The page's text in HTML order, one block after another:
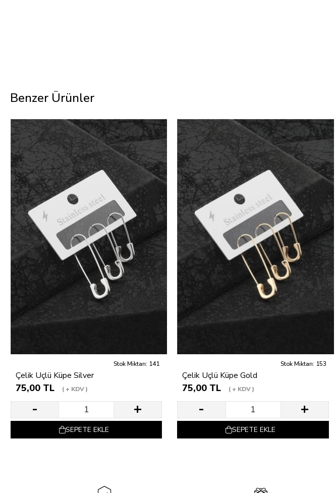
Benzer Ürünler
Stok Miktarı: 141
Çelik Üçlü Küpe Silver
75,00 TL + KDV
SEPETE EKLE
Stok Miktarı: 153
Çelik Üçlü Küpe Gold
75,00 TL + KDV
SEPETE EKLE